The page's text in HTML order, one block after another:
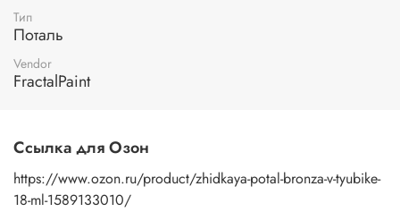
поталь легко сочетается с другими материалами и
красками, что позволяет вам раскрыть свою творческую
фантазию.
Тип
Поталь
Vendor
FractalPaint
Ссылка для Озон
https://www.ozon.ru/product/zhidkaya-potal-bronza-v-tyubike-
18-ml-1589133010/